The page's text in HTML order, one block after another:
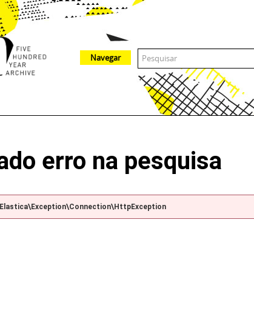
Navegar
erro na pesquisa